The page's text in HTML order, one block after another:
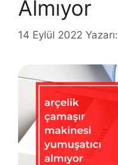
Almıyor
14 Eylül 2022 Yazarı: